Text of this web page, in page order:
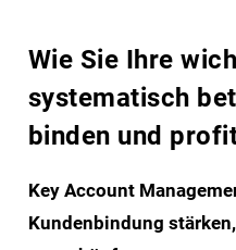
Wie Sie Ihre
systematisch
binden und
Key Account
Kundenbindung